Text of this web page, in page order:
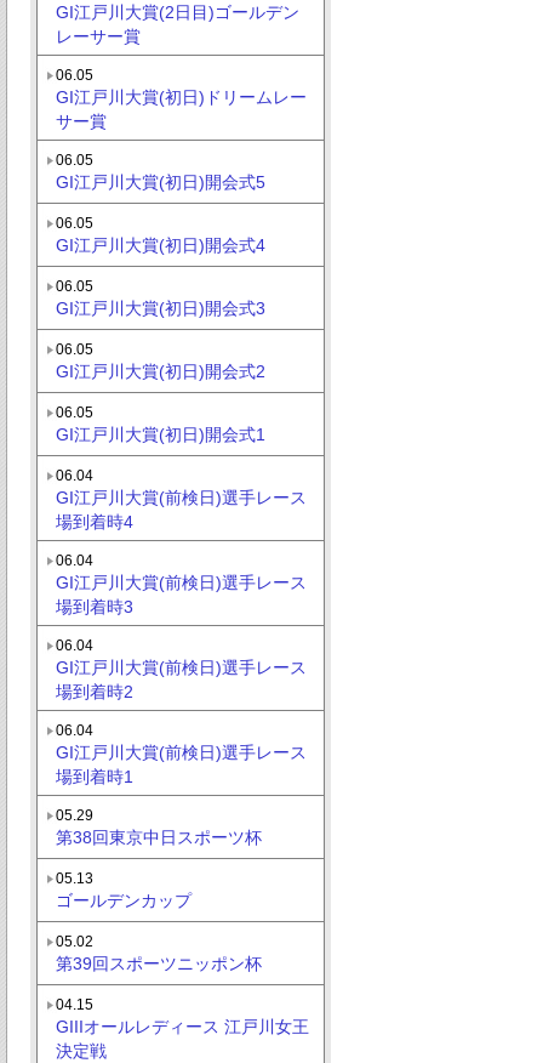
GI江戸川大賞(2日目)ゴールデン
レーサー賞
06.05
GI江戸川大賞(初日)ドリームレー
サー賞
06.05
GI江戸川大賞(初日)開会式5
06.05
GI江戸川大賞(初日)開会式4
06.05
GI江戸川大賞(初日)開会式3
06.05
GI江戸川大賞(初日)開会式2
06.05
GI江戸川大賞(初日)開会式1
06.04
GI江戸川大賞(前検日)選手レース
場到着時4
06.04
GI江戸川大賞(前検日)選手レース
場到着時3
06.04
GI江戸川大賞(前検日)選手レース
場到着時2
06.04
GI江戸川大賞(前検日)選手レース
場到着時1
05.29
第38回東京中日スポーツ杯
05.13
ゴールデンカップ
05.02
第39回スポーツニッポン杯
04.15
GIIIオールレディース 江戸川女王
決定戦